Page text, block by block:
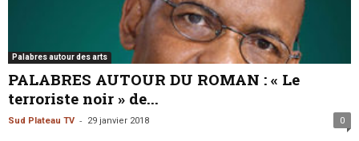
Palabres autour des arts
PALABRES AUTOUR DU ROMAN : « Le
terroriste noir » de...
Sud Plateau TV - 29 janvier 2018 0